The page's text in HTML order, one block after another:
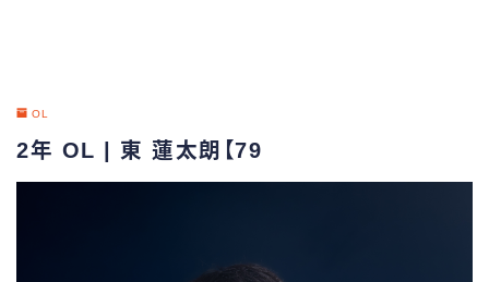
OL
2年 OL | 東 蓮太朗【79